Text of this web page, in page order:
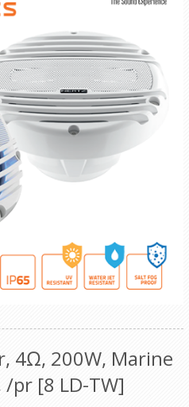
4Ω, 200W, Marine
/pr [8 LD-TW]